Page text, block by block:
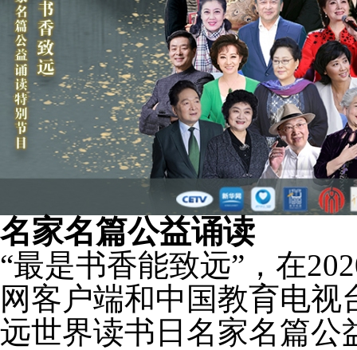
名家名篇公益诵读
“最是书香能致远”，在
网客户端和中国教育电视
远世界读书日名家名篇公